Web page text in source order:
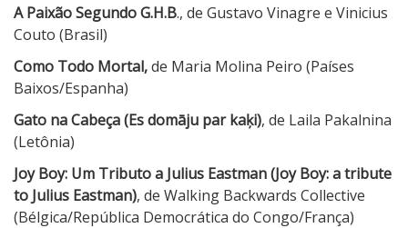
A Paixão Segundo G.H.B., de Gustavo Vinagre e Vinicius
Couto (Brasil)
Como Todo Mortal,de Maria Molina Peiro (Países
Baixos/Espanha)
Gato na Cabeça (Es domāju par kaķi), de Laila Pakalnina
(Letônia)
Joy Boy: Um Tributo a Julius Eastman (Joy Boy: a tribute
to Julius Eastman), de Walking Backwards Collective
(Bélgica/República Democrática do Congo/França)